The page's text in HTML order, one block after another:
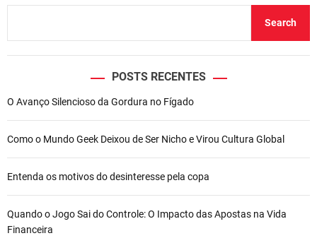
Search
POSTS RECENTES
O Avanço Silencioso da Gordura no Fígado
Como o Mundo Geek Deixou de Ser Nicho e Virou Cultura Global
Entenda os motivos do desinteresse pela copa
Quando o Jogo Sai do Controle: O Impacto das Apostas na Vida
Financeira